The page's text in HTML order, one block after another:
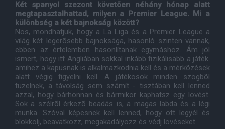
Két spanyol szezont követõen néhány hónap alatt
megtapasztalhattad, milyen a Premier League. Mi a
különbség a két bajnokság között?
Nos, mondhatjuk, hogy a La Liga és a Premier League a
világ két legerõsebb bajnoksága, hasonló szinten vannak,
ebben az értelemben hasonlítanak egymáshoz. Ám jól
ismert, hogy itt Angliában sokkal inkább fizikálisabb a játék.
amihez a kapusnak is alkalmazkodnia kell és a mérkõzések
alatt végig figyelni kell. A játékosok minden szögbõl
tüzelnek, a távolság sem számít - tisztában kell lenned
azzal, hogy bárhonnan és bármikor kaphatsz egy lövést.
Sok a szélrõl érkezõ beadás is, a magas labda és a légi
munka. Szóval képesnek kell lenned, hogy ott legyél és
blokkolj, beavatkozz, megakadályozz és védj lövéseket.